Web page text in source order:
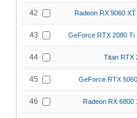
42 Radeon RX 9060
43 GeForce RTX 2080 Ti
44 Titan RTX
45 GeForce RTX
46 Radeon RX 6800